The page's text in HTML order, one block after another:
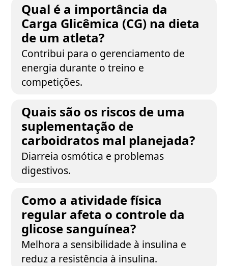
Qual é a importância da
Carga Glicêmica (CG) na dieta
de um atleta?
Contribui para o gerenciamento de
energia durante o treino e
competições.
Quais são os riscos de uma
suplementação de
carboidratos mal planejada?
Diarreia osmótica e problemas
digestivos.
Como a atividade física
regular afeta o controle da
glicose sanguínea?
Melhora a sensibilidade à insulina e
reduz a resistência à insulina.